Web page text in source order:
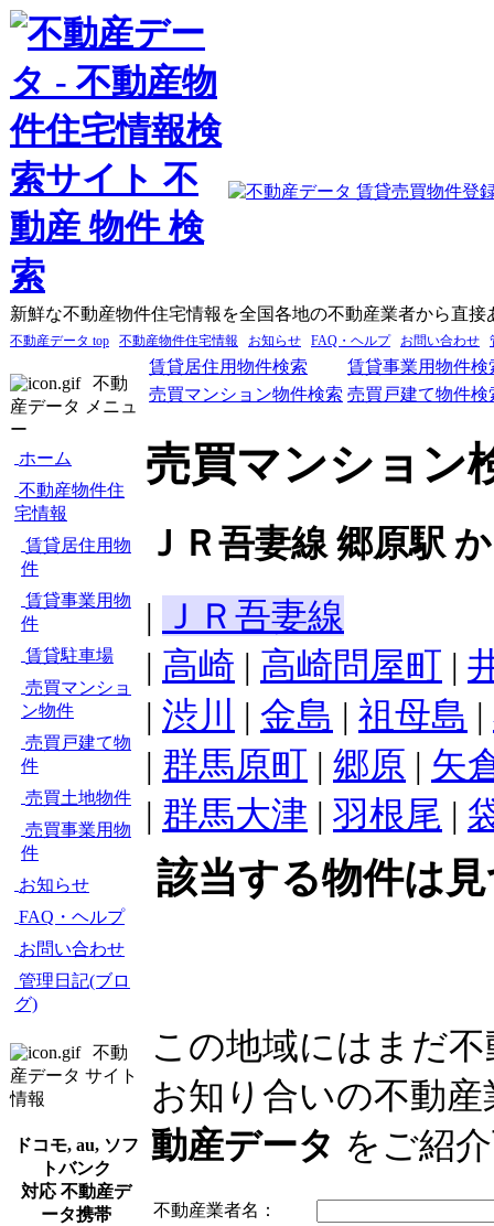
新鮮な不動産物件住宅情報を全国各地の不動産業者から直接
不動産データ top 不動産物件住宅情報 お知らせ FAQ・ヘルプ お問い合わせ
不動
産データ メニュ
ー
ホーム
不動産物件住
宅情報
賃貸居住用物
件
賃貸事業用物
件
賃貸駐車場
売買マンショ
ン物件
売買戸建て物
件
売買土地物件
売買事業用物
件
お知らせ
FAQ・ヘルプ
お問い合わせ
管理日記(ブロ
グ)
不動
産データ サイト
情報
ドコモ, au, ソフ
トバンク
対応 不動産デ
ータ携帯
賃貸居住用物件検索
賃貸事業用物件検
売買マンション物件検索 売買戸建て物件検
売買マンション
ＪＲ吾妻線 郷原駅
| ＪＲ吾妻線
| 高崎 | 高崎問屋町 |
| 渋川 | 金島 | 祖母島 |
| 群馬原町 | 郷原 | 矢
| 群馬大津 | 羽根尾 |
該当する物件は
この地域にはまだ
お知り合いの不動
動産データ をご紹
不動産業者名：